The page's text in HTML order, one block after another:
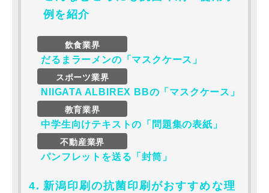
例を紹介
だるまラーメンの「マスクケース」
NIIGATA ALBIREX BBの「マスクケース」
中学生向けテキストの「問題集の表紙」
パンフレットを送る「封筒」
新潟印刷の抗菌印刷がおすすめな理